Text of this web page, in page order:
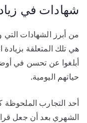
شهادات في
من أبرز الشهادات
هي تلك المتعلقة
أبلغوا عن تحسن في
حياتهم اليومية.
أحد التجارب
الشهري بعد أن جعل